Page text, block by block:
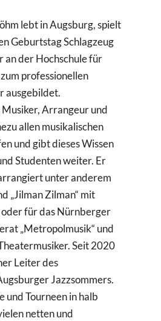
lebt in Augsburg, spielt
Geburtstag Schlagzeug
an der Hochschule für
professionellen
ausgebildet.
Musiker, Arrangeur und
allen musikalischen
und gibt dieses Wissen
Studenten weiter. Er
unter anderem
„Jilman Zilman“ mit
für das Nürnberger
„Metropolmusik“ und
Seit 2020
Leiter des
Jazzsommers.
und Tourneen in halb
netten und